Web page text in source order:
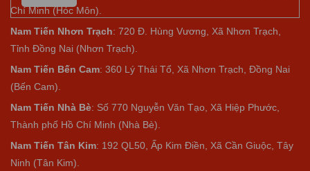
Chí Minh (Hóc Môn).
Nam Tiến Nhơn Trạch: 720 Đ. Hùng Vương, Xã Nhơn Trạch,
Tỉnh Đồng Nai (Nhơn Trạch).
Nam Tiến Bến Cam: 360 Lý Thái Tổ, Xã Nhơn Trạch, Đồng Nai
(Bến Cam).
Nam Tiến Nhà Bè: Số 770 Nguyễn Văn Tạo, Xã Hiệp Phước,
Thành phố Hồ Chí Minh (Nhà Bè).
Nam Tiến Tân Kim: 192 QL50, Ấp Kim Điền, Xã Cần Giuộc, Tây
Ninh (Tân Kim).